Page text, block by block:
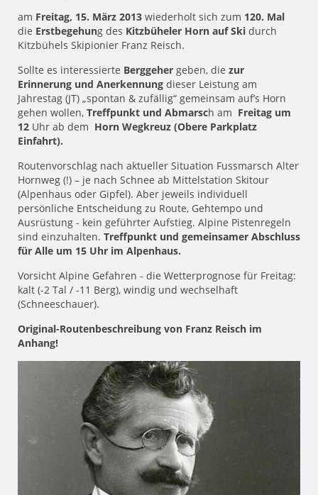
am Freitag, 15. März 2013 wiederholt sich zum 120. Mal
die Erstbegehung des Kitzbüheler Horn auf Ski durch
Kitzbühels Skipionier Franz Reisch.
Sollte es interessierte Berggeher geben, die zur
Erinnerung und Anerkennung dieser Leistung am
Jahrestag (JT) „spontan & zufällig“ gemeinsam auf’s Horn
gehen wollen, Treffpunkt und Abmarsch am Freitag um
12 Uhr ab dem Horn Wegkreuz (Obere Parkplatz
Einfahrt).
Routenvorschlag nach aktueller Situation Fussmarsch Alter
Hornweg (!) – je nach Schnee ab Mittelstation Skitour
(Alpenhaus oder Gipfel). Aber jeweils individuell
persönliche Entscheidung zu Route, Gehtempo und
Ausrüstung - kein geführter Aufstieg. Alpine Pistenregeln
sind einzuhalten. Treffpunkt und gemeinsamer Abschluss
für Alle um 15 Uhr im Alpenhaus.
Vorsicht Alpine Gefahren - die Wetterprognose für Freitag:
kalt (-2 Tal / -11 Berg), windig und wechselhaft
(Schneeschauer).
Original-Routenbeschreibung von Franz Reisch im
Anhang!